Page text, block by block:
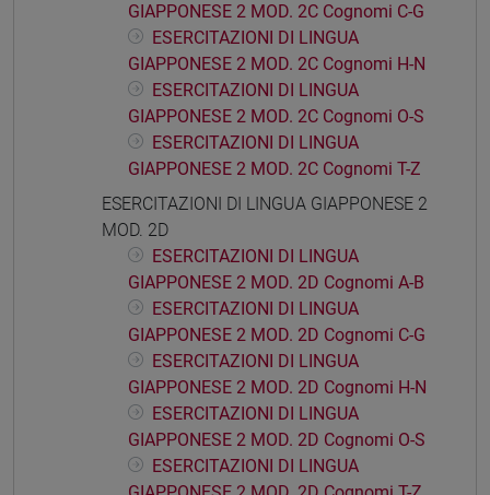
GIAPPONESE 2 MOD. 2C Cognomi C-G
ESERCITAZIONI DI LINGUA
GIAPPONESE 2 MOD. 2C Cognomi H-N
ESERCITAZIONI DI LINGUA
GIAPPONESE 2 MOD. 2C Cognomi O-S
ESERCITAZIONI DI LINGUA
GIAPPONESE 2 MOD. 2C Cognomi T-Z
ESERCITAZIONI DI LINGUA GIAPPONESE 2
MOD. 2D
ESERCITAZIONI DI LINGUA
GIAPPONESE 2 MOD. 2D Cognomi A-B
ESERCITAZIONI DI LINGUA
GIAPPONESE 2 MOD. 2D Cognomi C-G
ESERCITAZIONI DI LINGUA
GIAPPONESE 2 MOD. 2D Cognomi H-N
ESERCITAZIONI DI LINGUA
GIAPPONESE 2 MOD. 2D Cognomi O-S
ESERCITAZIONI DI LINGUA